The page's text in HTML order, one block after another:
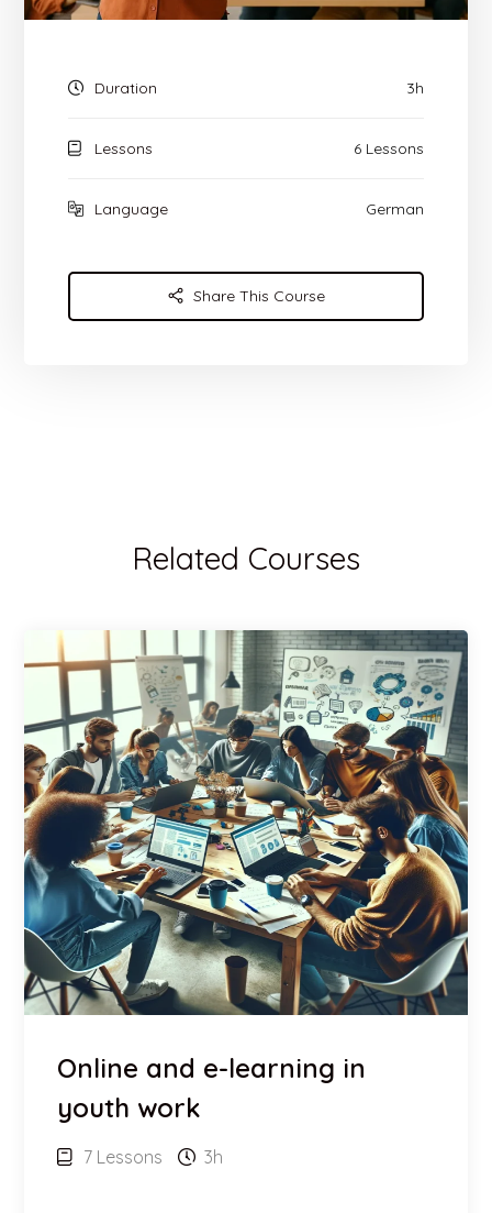
Duration 3h
Lessons 6 Lessons
Language German
Share This Course
Related Courses
Online and e-learning in
youth work
7 Lessons 3h